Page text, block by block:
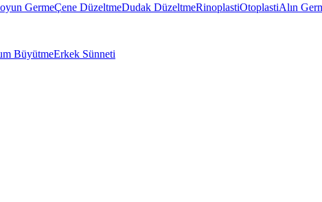
GermeÇene DüzeltmeDudak DüzeltmeRinoplastiOtoplastiAlın
BüyütmeErkek Sünneti